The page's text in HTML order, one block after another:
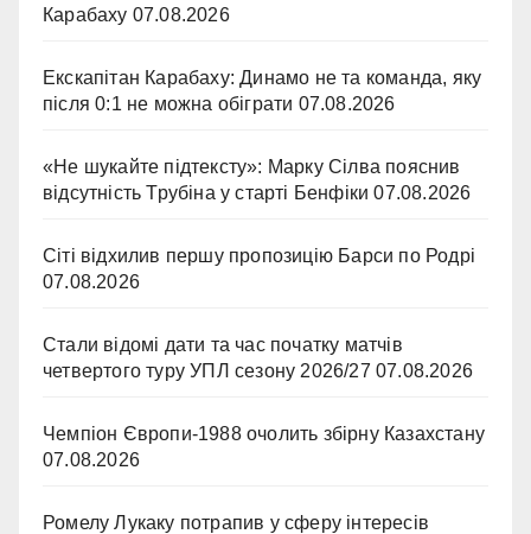
Карабаху 07.08.2026
Екскапітан Карабаху: Динамо не та команда, яку
після 0:1 не можна обіграти 07.08.2026
«Не шукайте підтексту»: Марку Сілва пояснив
відсутність Трубіна у старті Бенфіки 07.08.2026
Сіті відхилив першу пропозицію Барси по Родрі
07.08.2026
Стали відомі дати та час початку матчів
четвертого туру УПЛ сезону 2026/27 07.08.2026
Чемпіон Європи-1988 очолить збірну Казахстану
07.08.2026
Ромелу Лукаку потрапив у сферу інтересів